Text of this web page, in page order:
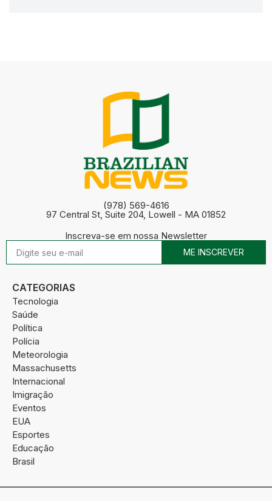
(978) 569-4616
97 Central St, Suite 204, Lowell - MA 01852
Inscreva-se em nossa Newsletter
ME INSCREVER
CATEGORIAS
Tecnologia
Saúde
Política
Polícia
Meteorologia
Massachusetts
Internacional
Imigração
Eventos
EUA
Esportes
Educação
Brasil